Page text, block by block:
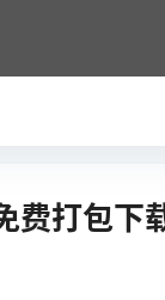
打包下